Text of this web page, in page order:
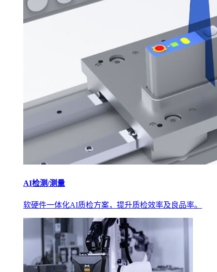
AI检测/测量
软硬件一体化AI质检方案，提升质检效率及良品率。